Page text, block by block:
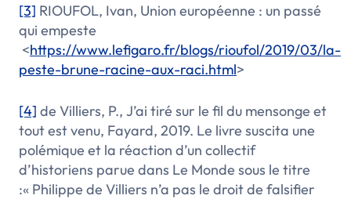
[3] RIOUFOL, Ivan, Union européenne : un passé
qui empeste
<https://www.lefigaro.fr/blogs/rioufol/2019/03/la-
peste-brune-racine-aux-raci.html>
[4] de Villiers, P., J’ai tiré sur le fil du mensonge et
tout est venu, Fayard, 2019. Le livre suscita une
polémique et la réaction d’un collectif
d’historiens parue dans Le Monde sous le titre
:« Philippe de Villiers n’a pas le droit de falsifier